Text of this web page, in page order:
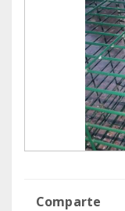
Comparte